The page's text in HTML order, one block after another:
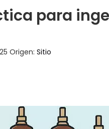
para
Origen: Sitio